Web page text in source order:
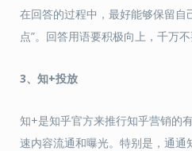
在回答的过程中，最好能够保留自
点”。回答用语要积极向上，千万
3、知+投放
知+是知乎官方来推行知乎营销的
速内容流通和曝光。特别是，通